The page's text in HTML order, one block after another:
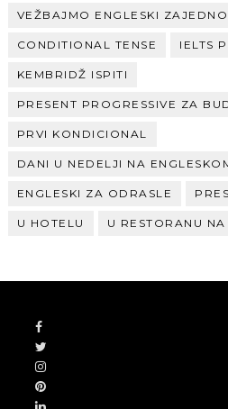
VEŽBAJMO ENGLESKI ZAJEDNO
CONDITIONAL TENSE IELTS
KEMBRIDŽ ISPITI
PRESENT PROGRESSIVE ZA
PRVI KONDICIONAL
DANI U NEDELJI NA
ENGLESKI ZA ODRASLE
U HOTELU U RESTORANU